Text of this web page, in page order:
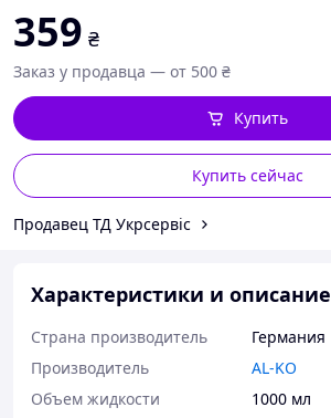
359 ₴
Заказ у продавца — от 500 ₴
Купить сейчас
Купить
Продавец ТД Укрсервіс
Характеристики и описание
Страна производитель
Германия
Производитель
AL-KO
Объем жидкости
1000 мл